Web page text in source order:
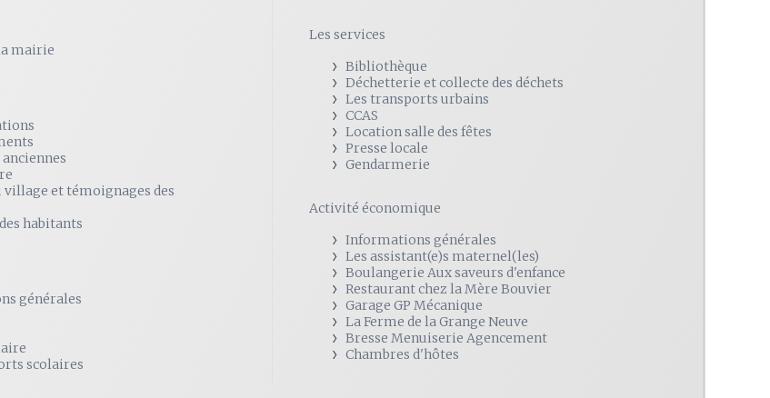
mairie
et témoignages des
habitants
générales
scolaires
Les services
Bibliothèque
Déchetterie et collecte des déchets
Les transports urbains
CCAS
Location salle des fêtes
Presse locale
Gendarmerie
Activité économique
Informations générales
Les assistant(e)s maternel(les)
Boulangerie Aux saveurs d'enfance
Restaurant chez la Mère Bouvier
Garage GP Mécanique
La Ferme de la Grange Neuve
Bresse Menuiserie Agencement
Chambres d'hôtes